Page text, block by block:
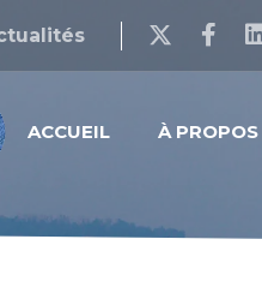
ACCUEIL À PROPOS